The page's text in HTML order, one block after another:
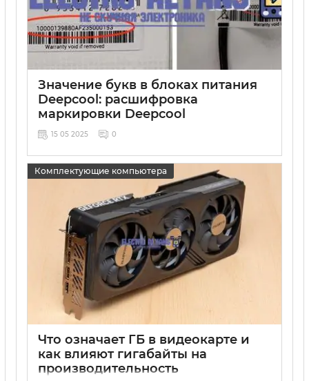
Значение букв в блоках питания
Deepcool: расшифровка
маркировки Deepcool
15 05 2025 0
Комплектующие компьютера
Что означает ГБ в видеокарте и
как влияют гигабайты на
производительность